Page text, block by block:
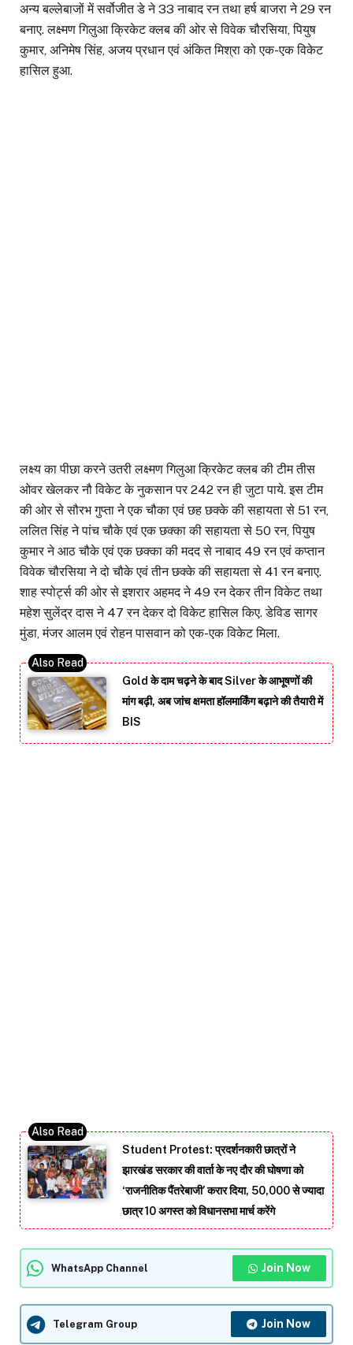
अन्य बल्लेबाजों में सर्वोजीत डे ने 33 नाबाद रन तथा हर्ष बाजरा ने 29 रन
बनाए. लक्ष्मण गिलुआ क्रिकेट क्लब की ओर से विवेक चौरसिया, पियुष
कुमार, अनिमेष सिंह, अजय प्रधान एवं अंकित मिश्रा को एक-एक विकेट
हासिल हुआ.
लक्ष्य का पीछा करने उतरी लक्ष्मण गिलुआ क्रिकेट क्लब की टीम तीस
ओवर खेलकर नौ विकेट के नुकसान पर 242 रन ही जुटा पाये. इस टीम
की ओर से सौरभ गुप्ता ने एक चौका एवं छह छक्के की सहायता से 51 रन,
ललित सिंह ने पांच चौके एवं एक छक्का की सहायता से 50 रन, पियुष
कुमार ने आठ चौके एवं एक छक्का की मदद से नाबाद 49 रन एवं कप्तान
विवेक चौरसिया ने दो चौके एवं तीन छक्के की सहायता से 41 रन बनाए.
शाह स्पोर्ट्स की ओर से इशरार अहमद ने 49 रन देकर तीन विकेट तथा
महेश सुलेंद्र दास ने 47 रन देकर दो विकेट हासिल किए. डेविड सागर
मुंडा, मंजर आलम एवं रोहन पासवान को एक-एक विकेट मिला.
Gold के दाम चढ़ने के बाद Silver के आभूषणों की
मांग बढ़ी, अब जांच क्षमता हॉलमार्किंग बढ़ाने की तैयारी में
BIS
Student Protest: प्रदर्शनकारी छात्रों ने
झारखंड सरकार की वार्ता के नए दौर की घोषणा को
‘राजनीतिक पैंतरेबाजी’ करार दिया, 50,000 से ज्यादा
छात्र 10 अगस्त को विधानसभा मार्च करेंगे
WhatsApp Channel Join Now
Telegram Group Join Now